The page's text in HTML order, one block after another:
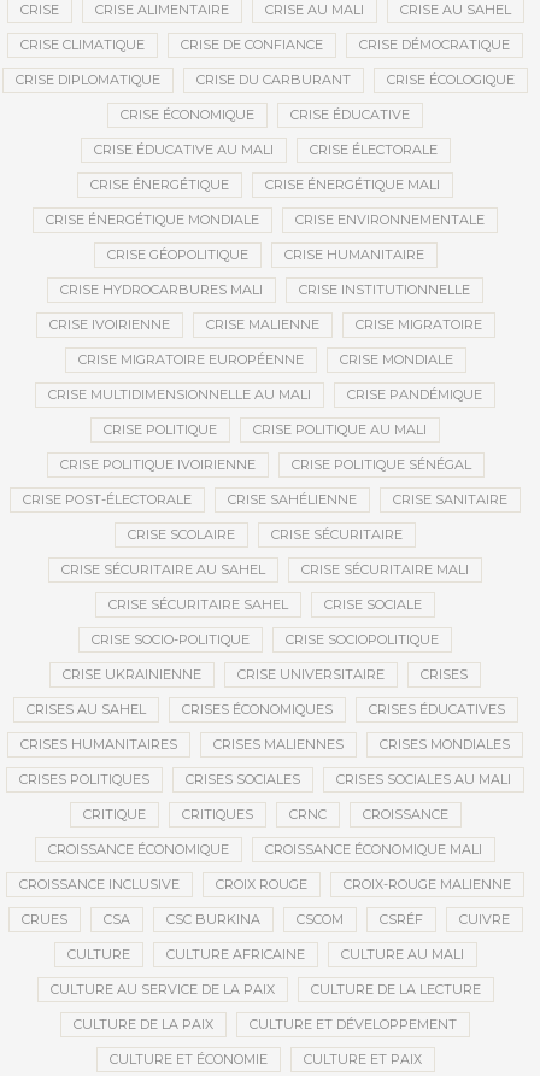
CRISE CRISE ALIMENTAIRE CRISE AU MALI CRISE AU SAHEL
CRISE CLIMATIQUE CRISE DE CONFIANCE CRISE DÉMOCRATIQUE
CRISE DIPLOMATIQUE CRISE DU CARBURANT CRISE ÉCOLOGIQUE
CRISE ÉCONOMIQUE CRISE ÉDUCATIVE
CRISE ÉDUCATIVE AU MALI CRISE ÉLECTORALE
CRISE ÉNERGÉTIQUE CRISE ÉNERGÉTIQUE MALI
CRISE ÉNERGÉTIQUE MONDIALE CRISE ENVIRONNEMENTALE
CRISE GÉOPOLITIQUE CRISE HUMANITAIRE
CRISE HYDROCARBURES MALI CRISE INSTITUTIONNELLE
CRISE IVOIRIENNE CRISE MALIENNE CRISE MIGRATOIRE
CRISE MIGRATOIRE EUROPÉENNE CRISE MONDIALE
CRISE MULTIDIMENSIONNELLE AU MALI CRISE PANDÉMIQUE
CRISE POLITIQUE CRISE POLITIQUE AU MALI
CRISE POLITIQUE IVOIRIENNE CRISE POLITIQUE SÉNÉGAL
CRISE POST-ÉLECTORALE CRISE SAHÉLIENNE CRISE SANITAIRE
CRISE SCOLAIRE CRISE SÉCURITAIRE
CRISE SÉCURITAIRE AU SAHEL CRISE SÉCURITAIRE MALI
CRISE SÉCURITAIRE SAHEL CRISE SOCIALE
CRISE SOCIO-POLITIQUE CRISE SOCIOPOLITIQUE
CRISE UKRAINIENNE CRISE UNIVERSITAIRE CRISES
CRISES AU SAHEL CRISES ÉCONOMIQUES CRISES ÉDUCATIVES
CRISES HUMANITAIRES CRISES MALIENNES CRISES MONDIALES
CRISES POLITIQUES CRISES SOCIALES CRISES SOCIALES AU MALI
CRITIQUE CRITIQUES CRNC CROISSANCE
CROISSANCE ÉCONOMIQUE CROISSANCE ÉCONOMIQUE MALI
CROISSANCE INCLUSIVE CROIX ROUGE CROIX-ROUGE MALIENNE
CRUES CSA CSC BURKINA CSCOM CSRÉF CUIVRE
CULTURE CULTURE AFRICAINE CULTURE AU MALI
CULTURE AU SERVICE DE LA PAIX CULTURE DE LA LECTURE
CULTURE DE LA PAIX CULTURE ET DÉVELOPPEMENT
CULTURE ET ÉCONOMIE CULTURE ET PAIX